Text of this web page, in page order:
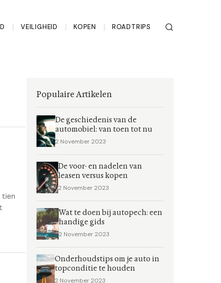
VEILIGHEID KOPEN ROADTRIPS
tien
Populaire Artikelen
De geschiedenis van de
automobiel: van toen tot nu
2 November 2023
De voor- en nadelen van
leasen versus kopen
2 November 2023
Wat te doen bij autopech: een
handige gids
2 November 2023
Onderhoudstips om je auto in
topconditie te houden
2 November 2023